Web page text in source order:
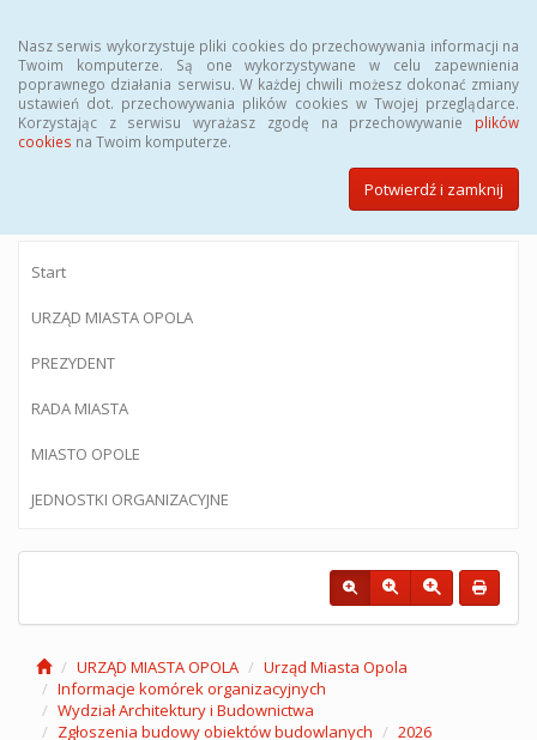
Nasz serwis wykorzystuje pliki cookies do przechowywania informacji na
Twoim komputerze. Są one wykorzystywane w celu zapewnienia
poprawnego działania serwisu. W każdej chwili możesz dokonać zmiany
ustawień dot. przechowywania plików cookies w Twojej przeglądarce.
Korzystając z serwisu wyrażasz zgodę na przechowywanie plików
cookies na Twoim komputerze.
Potwierdź i zamknij
BIULETYN INFORMACJI PUBLICZNEJ
Urzędu Miasta Opola
Start
URZĄD MIASTA OPOLA
PREZYDENT
RADA MIASTA
MIASTO OPOLE
JEDNOSTKI ORGANIZACYJNE
URZĄD MIASTA OPOLA
Urząd Miasta Opola
Informacje komórek organizacyjnych
Wydział Architektury i Budownictwa
Zgłoszenia budowy obiektów budowlanych
2026